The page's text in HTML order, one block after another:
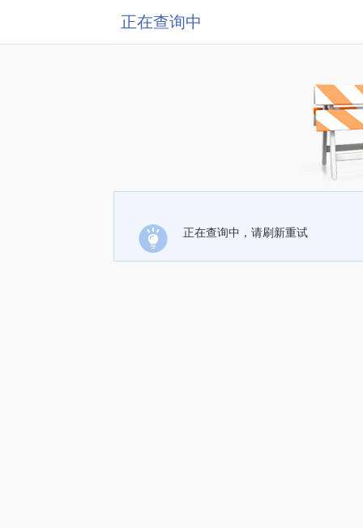
正在查询中
正在查询中，请刷新重试